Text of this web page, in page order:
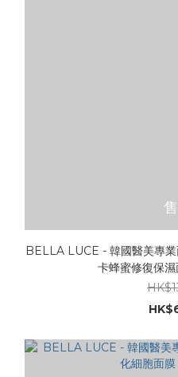
BELLA LUCE - 韓國醫美專
卡蜂蜜修復保